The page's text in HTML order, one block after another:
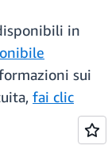
in
sui
fai clic